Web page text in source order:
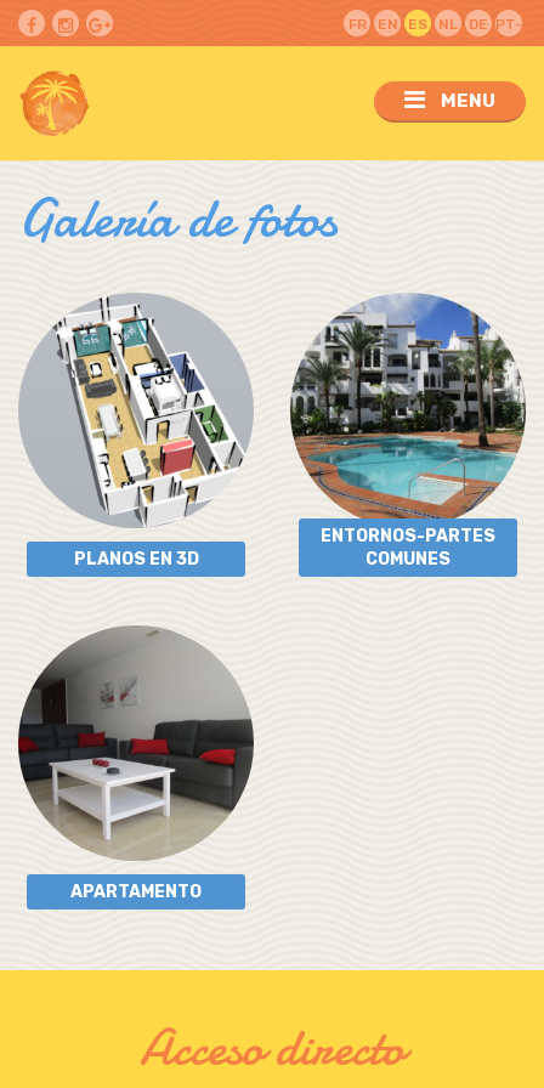
FR EN ES NL DE PT-
MENU
Galería de fotos
PLANOS EN 3D
ENTORNOS-PARTES
COMUNES
APARTAMENTO
Acceso directo